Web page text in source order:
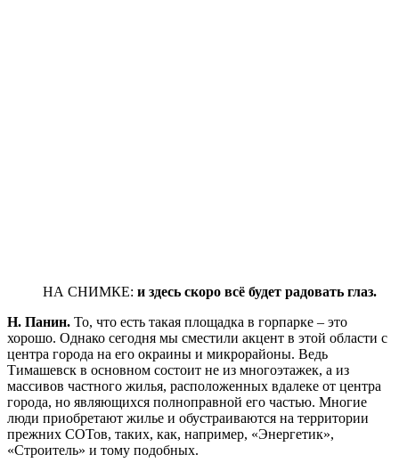
НА СНИМКЕ: и здесь скоро всё будет радовать глаз.
Н. Панин. То, что есть такая площадка в горпарке – это
хорошо. Однако сегодня мы сместили акцент в этой области с
центра города на его окраины и микрорайоны. Ведь
Тимашевск в основном состоит не из многоэтажек, а из
массивов частного жилья, расположенных вдалеке от центра
города, но являющихся полноправной его частью. Многие
люди приобретают жилье и обустраиваются на территории
прежних СОТов, таких, как, например, «Энергетик»,
«Строитель» и тому подобных.